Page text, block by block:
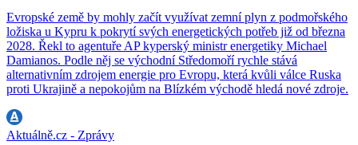
Evropské země by mohly začít využívat zemní plyn z podmořského
ložiska u Kypru k pokrytí svých energetických potřeb již od března
2028. Řekl to agentuře AP kyperský ministr energetiky Michael
Damianos. Podle něj se východní Středomoří rychle stává
alternativním zdrojem energie pro Evropu, která kvůli válce Ruska
proti Ukrajině a nepokojům na Blízkém východě hledá nové zdroje.
Aktuálně.cz - Zprávy